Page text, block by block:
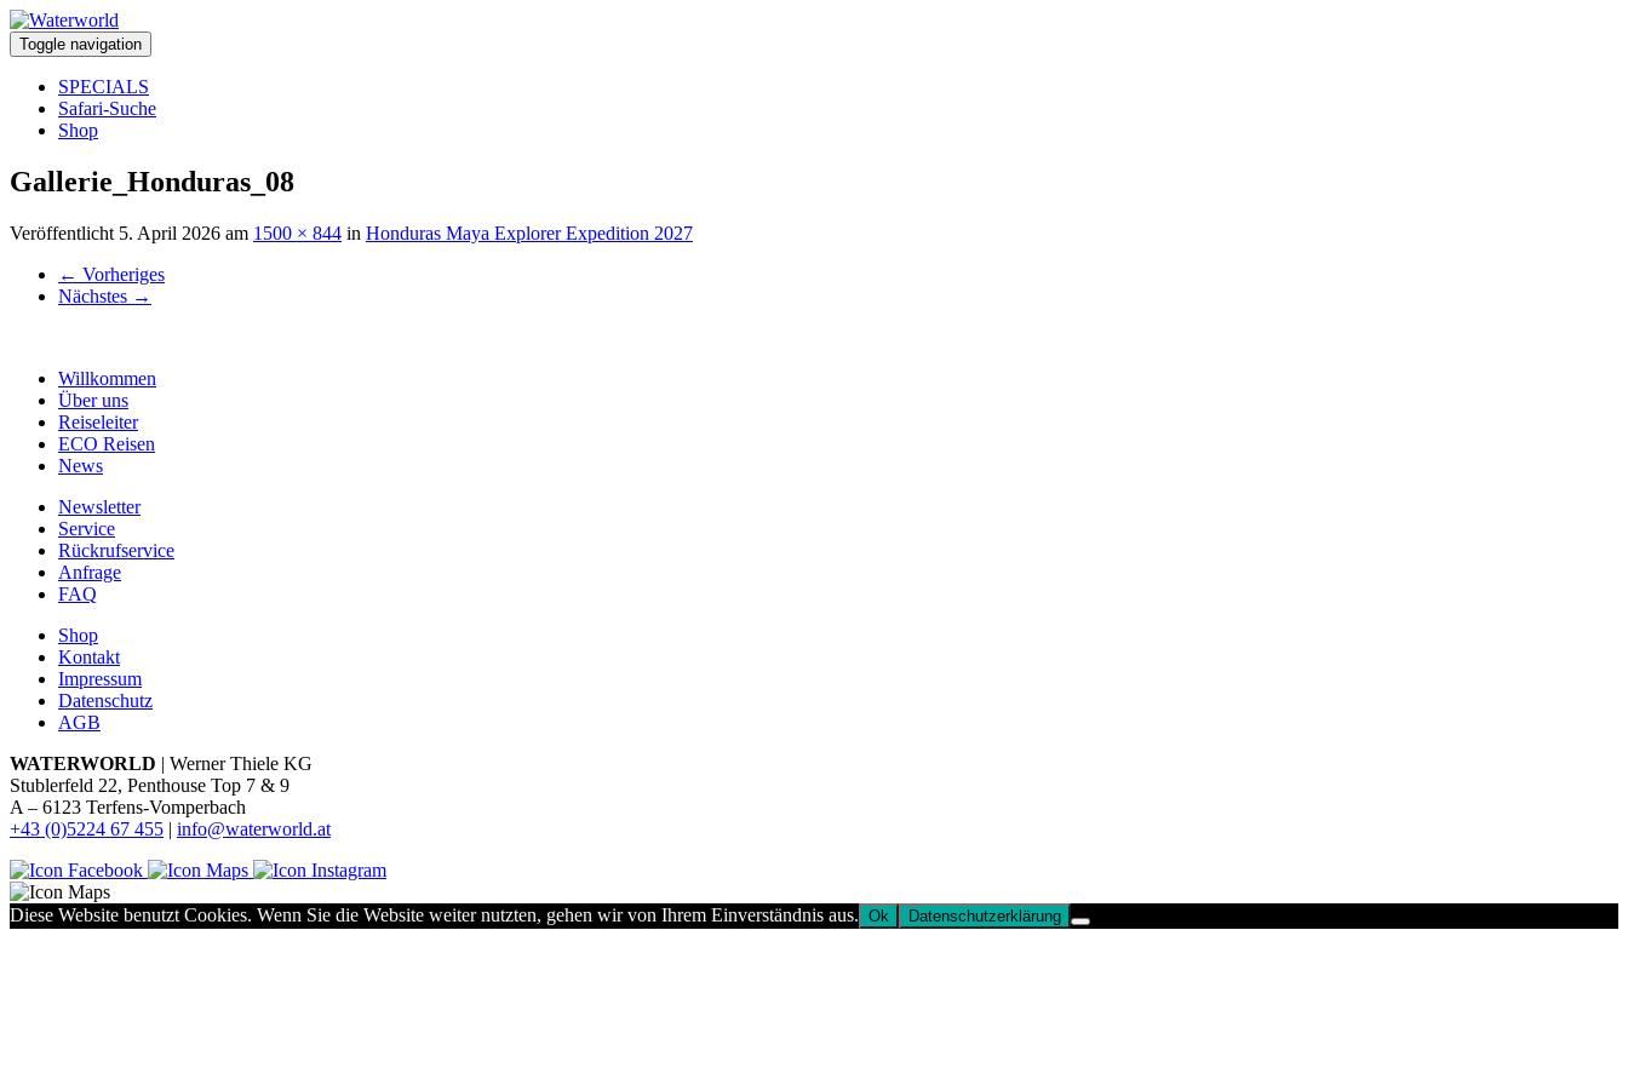
Toggle navigation
SPECIALS
Safari-Suche
Shop
Gallerie_Honduras_08
Veröffentlicht 5. April 2026 am 1500 × 844 in Honduras Maya Explorer Expedition 2027
← Vorheriges
Nächstes →
Willkommen
Über uns
Reiseleiter
ECO Reisen
News
Newsletter
Service
Rückrufservice
Anfrage
FAQ
Shop
Kontakt
Impressum
Datenschutz
AGB
WATERWORLD | Werner Thiele KG
Stublerfeld 22, Penthouse Top 7 & 9
A – 6123 Terfens-Vomperbach
+43 (0)5224 67 455 | info@waterworld.at
Diese Website benutzt Cookies. Wenn Sie die Website weiter nutzten, gehen wir von Ihrem Einverständnis aus. Ok Datenschutzerklärung